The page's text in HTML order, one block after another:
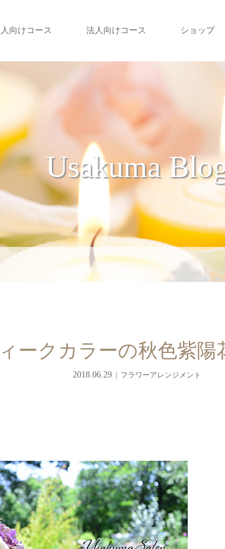
向けコース 法人向けコース ショップ
Usakuma
ークカラーの秋色紫陽
2018.06.29 フラワーアレンジメント